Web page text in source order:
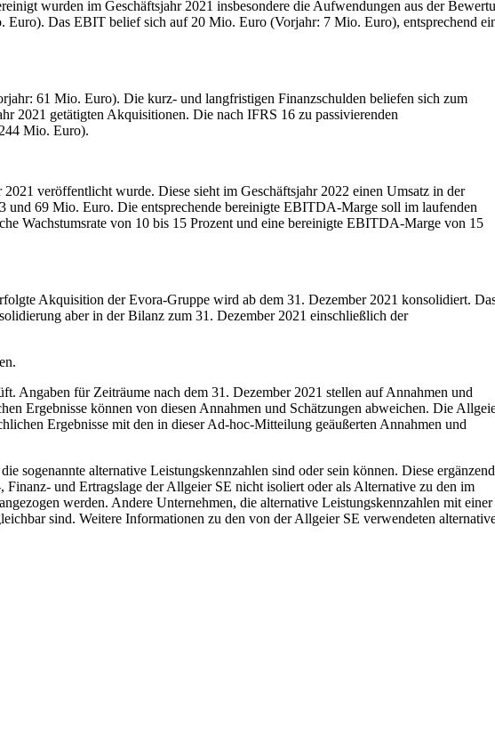
wurden im Geschäftsjahr 2021 insbesondere die Aufwendungen aus der
Das EBIT belief sich auf 20 Mio. Euro (Vorjahr: 7 Mio. Euro), entsprechend
61 Mio. Euro). Die kurz- und langfristigen Finanzschulden beliefen sich zum
2021 getätigten Akquisitionen. Die nach IFRS 16 zu passivierenden
Mio. Euro).
veröffentlicht wurde. Diese sieht im Geschäftsjahr 2022 einen Umsatz in der
69 Mio. Euro. Die entsprechende bereinigte EBITDA-Marge soll im laufenden
Wachstumsrate von 10 bis 15 Prozent und eine bereinigte EBITDA-Marge von 15
Akquisition der Evora-Gruppe wird ab dem 31. Dezember 2021 konsolidiert.
aber in der Bilanz zum 31. Dezember 2021 einschließlich der
Angaben für Zeiträume nach dem 31. Dezember 2021 stellen auf Annahmen und
Ergebnisse können von diesen Annahmen und Schätzungen abweichen. Die
Ergebnisse mit den in dieser Ad-hoc-Mitteilung geäußerten Annahmen und
sogenannte alternative Leistungskennzahlen sind oder sein können. Diese
und Ertragslage der Allgeier SE nicht isoliert oder als Alternative zu den im
werden. Andere Unternehmen, die alternative Leistungskennzahlen mit einer
sind. Weitere Informationen zu den von der Allgeier SE verwendeten